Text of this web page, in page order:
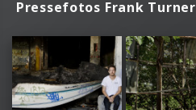
Pressefotos Frank Turner